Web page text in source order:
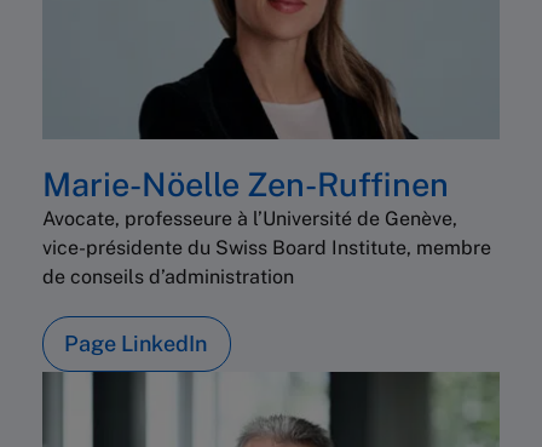
Marie-Nöelle Zen-Ruffinen
Avocate, professeure à l’Université de Genève,
vice-présidente du Swiss Board Institute, membre
de conseils d’administration
Page LinkedIn